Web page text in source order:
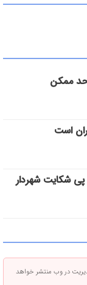
حد ممکن
است
پی شکایت شهردار
در وب منتشر خواهد